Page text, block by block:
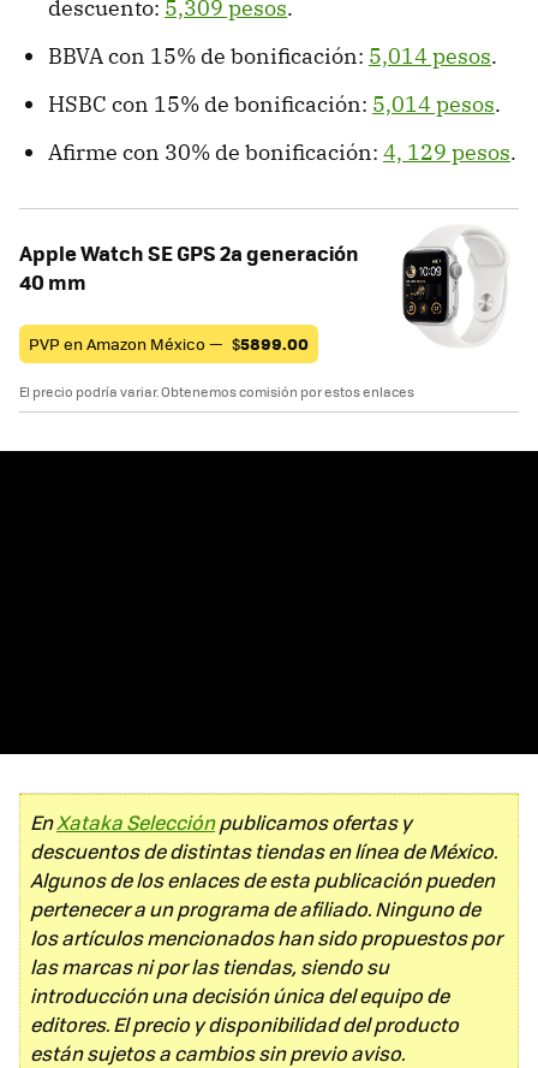
descuento: 5,309 pesos.
BBVA con 15% de bonificación: 5,014 pesos.
HSBC con 15% de bonificación: 5,014 pesos.
Afirme con 30% de bonificación: 4, 129 pesos.
Apple Watch SE GPS 2a generación
40 mm
PVP en Amazon México — $5899.00
El precio podría variar. Obtenemos comisión por estos enlaces
EnXataka Selecciónpublicamos ofertas y
descuentos de distintas tiendas en línea de México.
Algunos de los enlaces de esta publicación pueden
pertenecer a un programa de afiliado. Ninguno de
los artículos mencionados han sido propuestos por
las marcas ni por las tiendas, siendo su
introducción una decisión única del equipo de
editores. El precio y disponibilidad del producto
están sujetos a cambios sin previo aviso.